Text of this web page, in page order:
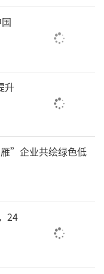
升
”企业共绘绿色低
24